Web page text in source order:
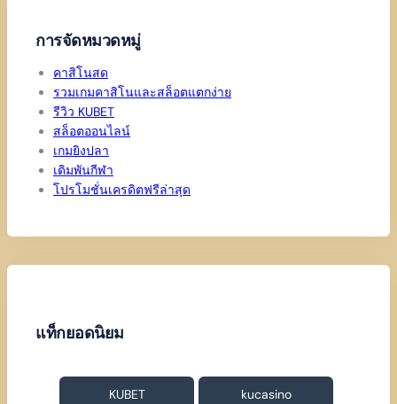
การจัดหมวดหมู่
คาสิโนสด
รวมเกมคาสิโนและสล็อตแตกง่าย
รีวิว KUBET
สล็อตออนไลน์
เกมยิงปลา
เดิมพันกีฬา
โปรโมชั่นเครดิตฟรีล่าสุด
แท็กยอดนิยม
KUBET kucasino